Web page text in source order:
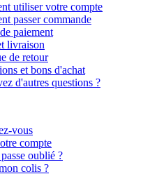
utiliser votre compte
passer commande
paiement
livraison
de retour
et bons d'achat
d'autres questions ?
vous
compte
oublié ?
colis ?